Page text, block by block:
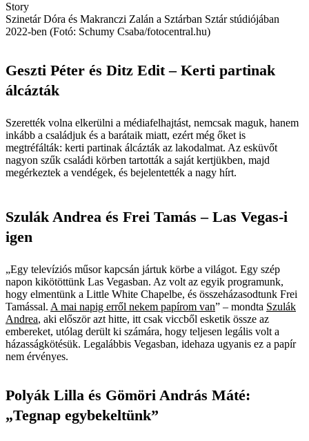
Story
Szinetár Dóra és Makranczi Zalán a Sztárban Sztár stúdiójában
2022-ben (Fotó: Schumy Csaba/fotocentral.hu)
Geszti Péter és Ditz Edit – Kerti partinak
álcázták
Szerették volna elkerülni a médiafelhajtást, nemcsak maguk, hanem
inkább a családjuk és a barátaik miatt, ezért még őket is
megtréfálták: kerti partinak álcázták az lakodalmat. Az esküvőt
nagyon szűk családi körben tartották a saját kertjükben, majd
megérkeztek a vendégek, és bejelentették a nagy hírt.
Szulák Andrea és Frei Tamás – Las Vegas-i
igen
„Egy televíziós műsor kapcsán jártuk körbe a világot. Egy szép
napon kikötöttünk Las Vegasban. Az volt az egyik programunk,
hogy elmentünk a Little White Chapelbe, és összeházasodtunk Frei
Tamással. A mai napig erről nekem papírom van” – mondta Szulák
Andrea, aki először azt hitte, itt csak viccből esketik össze az
embereket, utólag derült ki számára, hogy teljesen legális volt a
házasságkötésük. Legalábbis Vegasban, idehaza ugyanis ez a papír
nem érvényes.
Polyák Lilla és Gömöri András Máté:
„Tegnap egybekeltünk”